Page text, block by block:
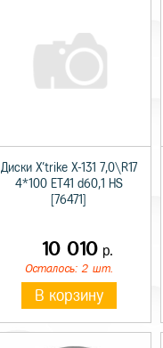
Диски X'trike X-131 7,0\R17
4*100 ET41 d60,1 HS
[76471]
10 010 р.
Осталось: 2 шт.
В корзину